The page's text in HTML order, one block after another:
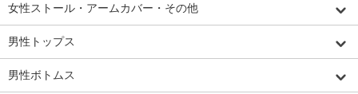
女性ストール・アームカバー・その他
男性トップス
男性ボトムス